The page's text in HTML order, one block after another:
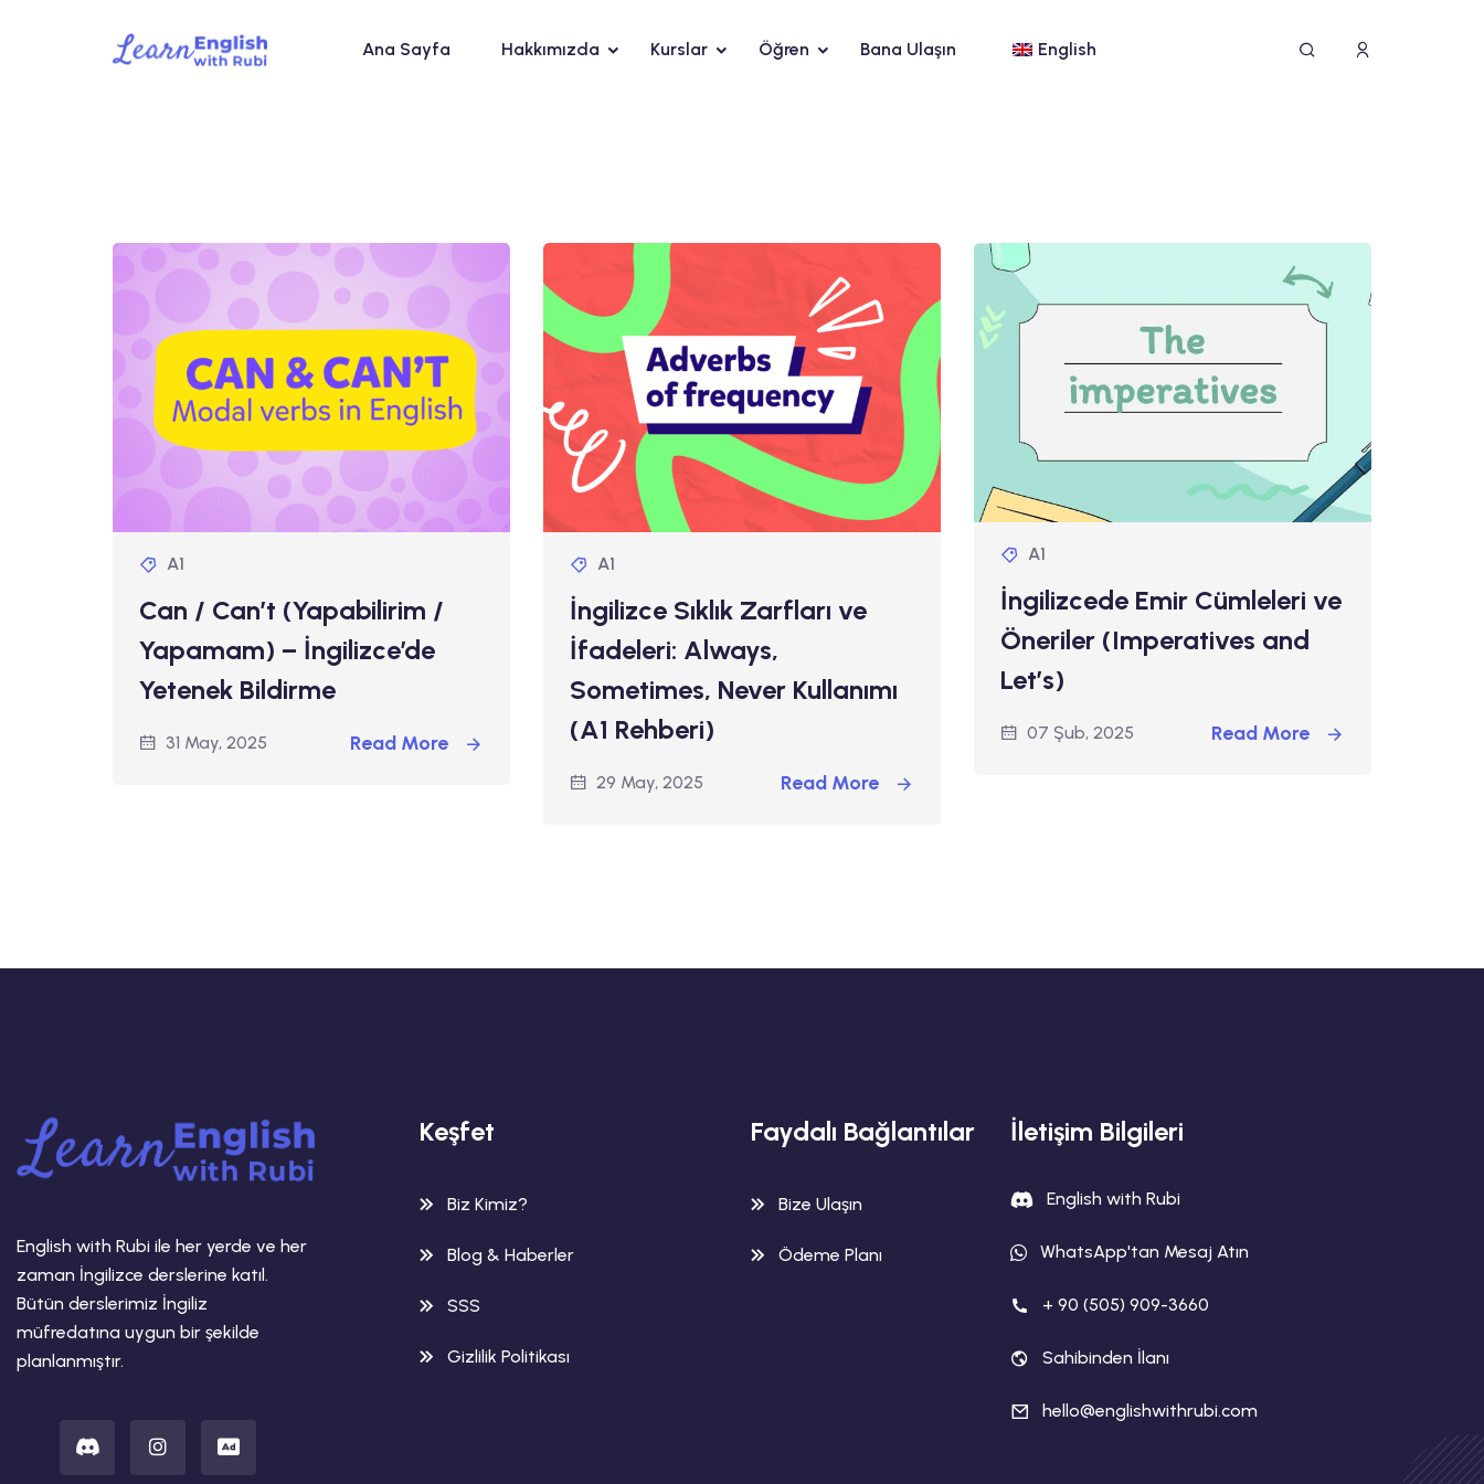
Ana Sayfa Hakkımızda Kurslar Öğren Bana Ulaşın English
A1
Can / Can’t (Yapabilirim /
Yapamam) – İngilizce’de
Yetenek Bildirme
31 May, 2025 Read More
A1
İngilizce Sıklık Zarfları ve
İfadeleri: Always,
Sometimes, Never Kullanımı
(A1 Rehberi)
29 May, 2025 Read More
A1
İngilizcede Emir Cümleleri ve
Öneriler (Imperatives and
Let’s)
07 Şub, 2025 Read More
English with Rubi ile her yerde ve her
zaman İngilizce derslerine katıl.
Bütün derslerimiz İngiliz
müfredatına uygun bir şekilde
planlanmıştır.
Keşfet
Biz Kimiz?
Blog & Haberler
SSS
Gizlilik Politikası
Faydalı Bağlantılar
Bize Ulaşın
Ödeme Planı
İletişim Bilgileri
English with Rubi
WhatsApp'tan Mesaj Atın
+ 90 (505) 909-3660
Sahibinden İlanı
hello@englishwithrubi.com